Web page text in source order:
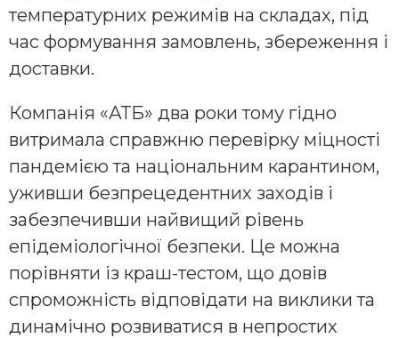
температурних режимів на складах, під
час формування замовлень, збереження і
доставки.
Компанія «АТБ» два роки тому гідно
витримала справжню перевірку міцності
пандемією та національним карантином,
уживши безпрецедентних заходів і
забезпечивши найвищий рівень
епідеміологічної безпеки. Це можна
порівняти із краш-тестом, що довів
спроможність відповідати на виклики та
динамічно розвиватися в непростих